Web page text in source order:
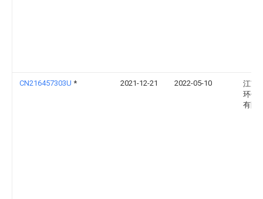
CN216457303U * 2021-12-21 2022-05-10
江苏
环保
有限